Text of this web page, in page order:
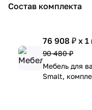
Состав комплекта
76 908 ₽ x 1
90 480 ₽
Мебель для
Smalt,